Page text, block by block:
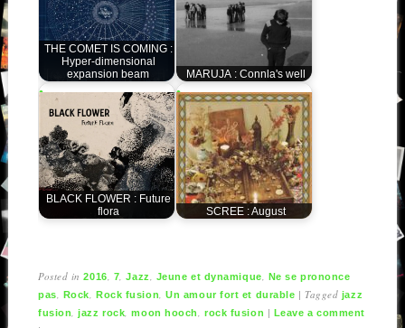
THE COMET IS COMING :
Hyper-dimensional
expansion beam
MARUJA : Connla's well
BLACK FLOWER : Future
flora
SCREE : August
Posted in2016 7 ,Jazz Jeune et dynamique
Ne se prononce
pas
Rock ,Rock fusion ,Un amour fort et durable |Tagged jazz
fusion
,jazz rock ,moon hooch ,rock fusion | Leave a comment